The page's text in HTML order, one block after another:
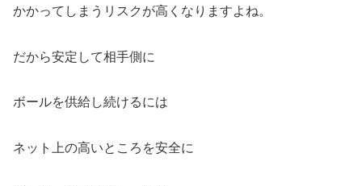
かかってしまうリスクが高くなりますよね。
だから安定して相手側に
ボールを供給し続けるには
ネット上の高いところを安全に